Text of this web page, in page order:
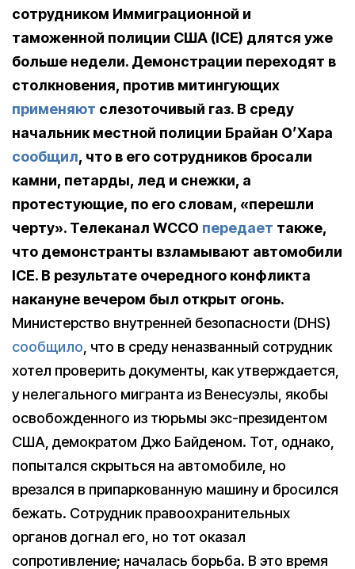
сотрудником Иммиграционной и
таможенной полиции США (ICE) длятся уже
больше недели. Демонстрации переходят в
столкновения, против митингующих
применяют слезоточивый газ. В среду
начальник местной полиции Брайан О’Хара
сообщил, что в его сотрудников бросали
камни, петарды, лед и снежки, а
протестующие, по его словам, «перешли
черту». Телеканал WCCO передает также,
что демонстранты взламывают автомобили
ICE. В результате очередного конфликта
накануне вечером был открыт огонь.
Министерство внутренней безопасности (DHS)
сообщило, что в среду неназванный сотрудник
хотел проверить документы, как утверждается,
у нелегального мигранта из Венесуэлы, якобы
освобожденного из тюрьмы экс-президентом
США, демократом Джо Байденом. Тот, однако,
попытался скрыться на автомобиле, но
врезался в припаркованную машину и бросился
бежать. Сотрудник правоохранительных
органов догнал его, но тот оказал
сопротивление; началась борьба. В это время